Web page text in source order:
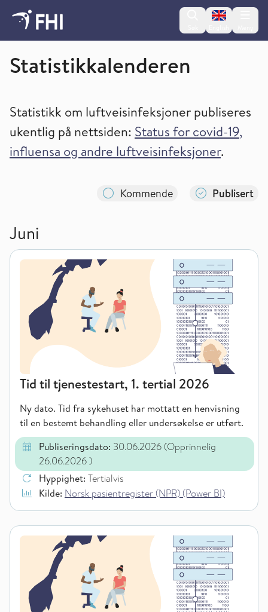
Change
Statistikkalender og tilgang til statistikk
Statistikkalenderen
Statistikk om luftveisinfeksjoner publiseres
ukentlig på nettsiden: Status for covid-19,
influensa og andre luftveisinfeksjoner.
Kommende Publisert
Juni
Tid til tjenestestart, 1. tertial 2026
Ny dato. Tid fra sykehuset har mottatt en henvisning
til en bestemt behandling eller undersøkelse er utført.
Publiseringsdato: 30.06.2026 (Opprinnelig
26.06.2026)
Hyppighet: Tertialvis
Kilde: Norsk pasientregister (NPR) (Power BI)